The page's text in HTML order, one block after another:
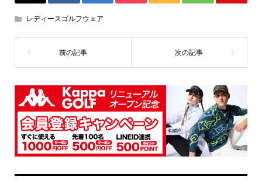
レディースゴルフウェア